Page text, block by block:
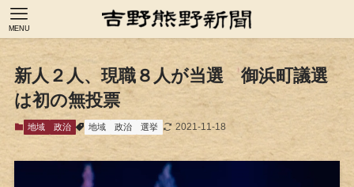
MENU
新人２人、現職８人が当選 御浜町議選
は初の無投票
地域 政治 地域 政治 選挙 2021-11-18